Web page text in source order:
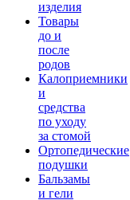
изделия
Товары
до и
после
родов
Калоприемники
и
средства
по уходу
за стомой
Ортопедические
подушки
Бальзамы
и гели